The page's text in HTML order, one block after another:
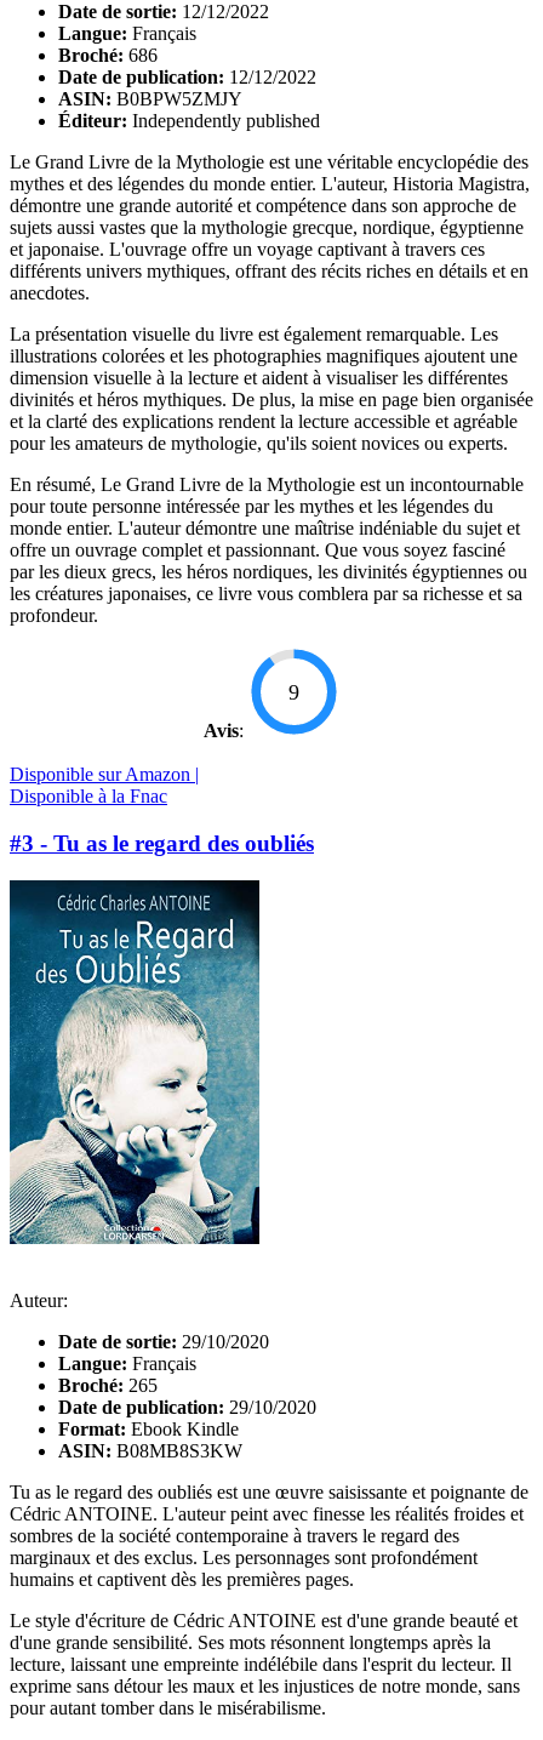
Date de sortie: 12/12/2022
Langue: Français
Broché: 686
Date de publication: 12/12/2022
ASIN: B0BPW5ZMJY
Éditeur: Independently published
Le Grand Livre de la Mythologie est une véritable encyclopédie des
mythes et des légendes du monde entier. L'auteur, Historia Magistra,
démontre une grande autorité et compétence dans son approche de
sujets aussi vastes que la mythologie grecque, nordique, égyptienne
et japonaise. L'ouvrage offre un voyage captivant à travers ces
différents univers mythiques, offrant des récits riches en détails et en
anecdotes.
La présentation visuelle du livre est également remarquable. Les
illustrations colorées et les photographies magnifiques ajoutent une
dimension visuelle à la lecture et aident à visualiser les différentes
divinités et héros mythiques. De plus, la mise en page bien organisée
et la clarté des explications rendent la lecture accessible et agréable
pour les amateurs de mythologie, qu'ils soient novices ou experts.
En résumé, Le Grand Livre de la Mythologie est un incontournable
pour toute personne intéressée par les mythes et les légendes du
monde entier. L'auteur démontre une maîtrise indéniable du sujet et
offre un ouvrage complet et passionnant. Que vous soyez fasciné
par les dieux grecs, les héros nordiques, les divinités égyptiennes ou
les créatures japonaises, ce livre vous comblera par sa richesse et sa
profondeur.
Avis:
9
Disponible sur Amazon |
Disponible à la Fnac
#3 - Tu as le regard des oubliés
Auteur:
Date de sortie: 29/10/2020
Langue: Français
Broché: 265
Date de publication: 29/10/2020
Format: Ebook Kindle
ASIN: B08MB8S3KW
Tu as le regard des oubliés est une œuvre saisissante et poignante de
Cédric ANTOINE. L'auteur peint avec finesse les réalités froides et
sombres de la société contemporaine à travers le regard des
marginaux et des exclus. Les personnages sont profondément
humains et captivent dès les premières pages.
Le style d'écriture de Cédric ANTOINE est d'une grande beauté et
d'une grande sensibilité. Ses mots résonnent longtemps après la
lecture, laissant une empreinte indélébile dans l'esprit du lecteur. Il
exprime sans détour les maux et les injustices de notre monde, sans
pour autant tomber dans le misérabilisme.